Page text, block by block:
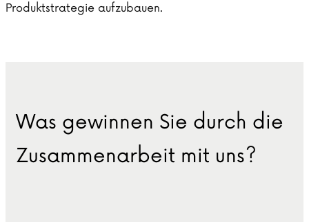
Produktstrategie aufzubauen.
Was gewinnen Sie durch die
Zusammenarbeit mit uns?